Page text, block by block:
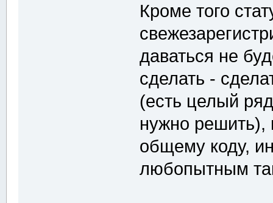
Кроме того
даваться не
сделать -
(есть целый
нужно решить),
общему коду,
любопытным